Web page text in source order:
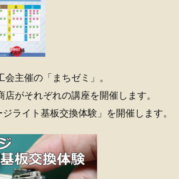
主催の「まちゼミ」。
がそれぞれの講座を開催します。
ライト基板交換体験」を開催します。